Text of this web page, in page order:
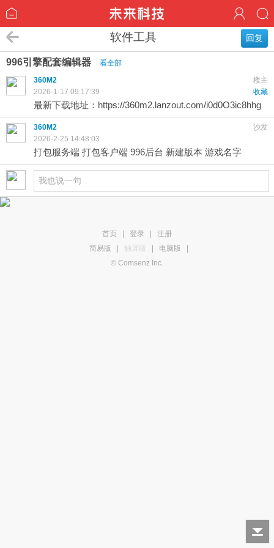
回复
软件工具
996引擎配套编辑器
看全部
楼主
360M2
收藏
2026-1-17 09:17:39
最新下载地址： https://360m2.lanzout.com/i0d0O3ic8hhg
沙发
360M2
2026-2-25 14:48:03
打包服务端 打包客户端 996后台 新建版本 游戏名字
首页 登录
注册
简易版
触屏版 电脑版
© Comsenz Inc.